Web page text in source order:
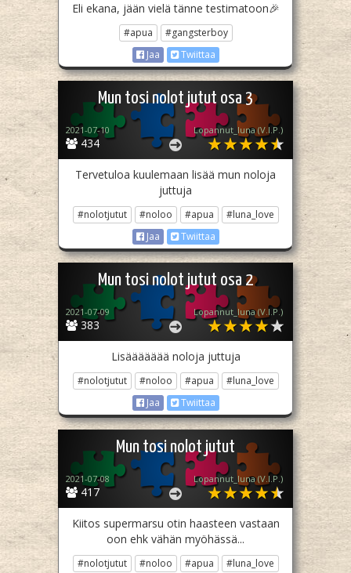
Eli ekana, jään vielä tänne testimatoon🎉
#apua
#gangsterboy
Jaa
Twiittaa
Mun tosi nolot jutut osa 3
434
2021-07-10 Lopannut_luna (V.I.P.)
Tervetuloa kuulemaan lisää mun noloja
juttuja
#nolotjutut #noloo #apua
#luna_love
Jaa
Twiittaa
Mun tosi nolot jutut osa 2
383
2021-07-09 Lopannut_luna (V.I.P.)
Lisäääääää noloja juttuja
#nolotjutut #noloo #apua
#luna_love
Jaa
Twiittaa
Mun tosi nolot jutut
417
2021-07-08 Lopannut_luna (V.I.P.)
Kiitos supermarsu otin haasteen vastaan
oon ehk vähän myöhässä...
#nolotjutut #noloo #apua
#luna_love